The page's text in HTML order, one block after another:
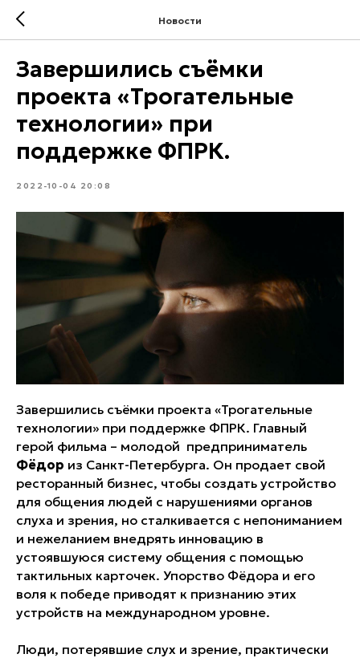
Новости
Завершились съёмки
проекта «Трогательные
технологии» при
поддержке ФПРК.
2022-10-04 20:08
Завершились съёмки проекта «Трогательные
технологии» при поддержке ФПРК. Главный
герой фильма – молодой предприниматель
Фёдор из Санкт-Петербурга. Он продает свой
ресторанный бизнес, чтобы создать устройство
для общения людей с нарушениями органов
слуха и зрения, но сталкивается с непониманием
и нежеланием внедрять инновацию в
устоявшуюся систему общения с помощью
тактильных карточек. Упорство Фёдора и его
воля к победе приводят к признанию этих
устройств на международном уровне.
Люди, потерявшие слух и зрение, практически